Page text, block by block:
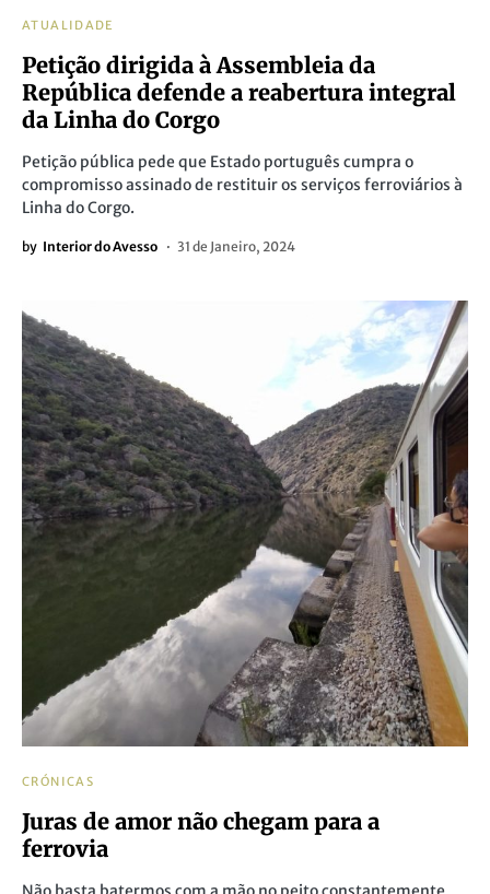
ATUALIDADE
Petição dirigida à Assembleia da
República defende a reabertura integral
da Linha do Corgo
Petição pública pede que Estado português cumpra o
compromisso assinado de restituir os serviços ferroviários à
Linha do Corgo.
by Interior do Avesso 31 de Janeiro, 2024
CRÓNICAS
Juras de amor não chegam para a
ferrovia